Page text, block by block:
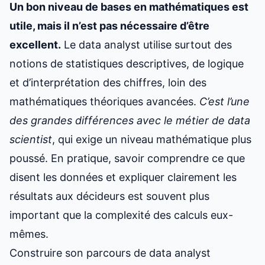
Un bon niveau de bases en mathématiques est
utile, mais il n’est pas nécessaire d’être
excellent. Le data analyst utilise surtout des
notions de statistiques descriptives, de logique
et d’interprétation des chiffres, loin des
mathématiques théoriques avancées. C’est l’une
des grandes différences avec le métier de data
scientist, qui exige un niveau mathématique plus
poussé. En pratique, savoir comprendre ce que
disent les données et expliquer clairement les
résultats aux décideurs est souvent plus
important que la complexité des calculs eux-
mêmes.
Construire son parcours de data analyst